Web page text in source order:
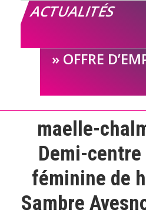
ACTUALITÉS
OFFRE
maelle-
Demi-
féminine de
Sambre